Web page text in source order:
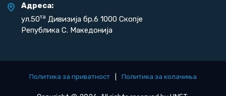
Адреса:
ул.50та Дивизија бр.6 1000 Скопје
Република С. Македонија
Политика за приватност Политика за колачиња